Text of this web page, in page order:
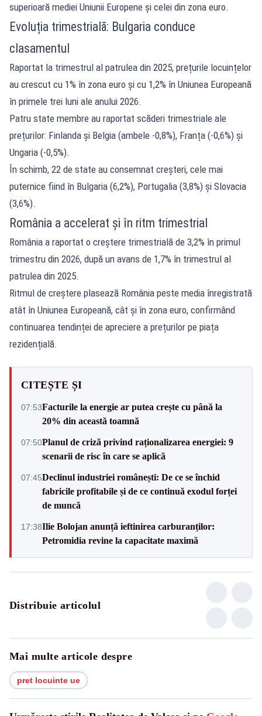
superioară mediei Uniunii Europene și celei din zona euro.
Evoluția trimestrială: Bulgaria conduce
clasamentul
Raportat la trimestrul al patrulea din 2025, prețurile locuințelor
au crescut cu 1% în zona euro și cu 1,2% în Uniunea Europeană
în primele trei luni ale anului 2026.
Patru state membre au raportat scăderi trimestriale ale
prețurilor: Finlanda și Belgia (ambele -0,8%), Franța (-0,6%) și
Ungaria (-0,5%).
În schimb, 22 de state au consemnat creșteri, cele mai
puternice fiind în Bulgaria (6,2%), Portugalia (3,8%) și Slovacia
(3,6%).
România a accelerat și în ritm trimestrial
România a raportat o creștere trimestrială de 3,2% în primul
trimestru din 2026, după un avans de 1,7% în trimestrul al
patrulea din 2025.
Ritmul de creștere plasează România peste media înregistrată
atât în Uniunea Europeană, cât și în zona euro, confirmând
continuarea tendinței de apreciere a prețurilor pe piața
rezidențială.
CITEȘTE ȘI
07:53Facturile la energie ar putea crește cu până la
20% din această toamnă
07:50Planul de criză privind raționalizarea energiei: 9
scenarii de risc în care se aplică
07:45Declinul industriei românești: De ce se închid
fabricile profitabile și de ce continuă exodul forței
de muncă
17:38Ilie Bolojan anunță ieftinirea carburanților:
Petromidia revine la capacitate maximă
Distribuie articolul
Mai multe articole despre
pret locuinte ue